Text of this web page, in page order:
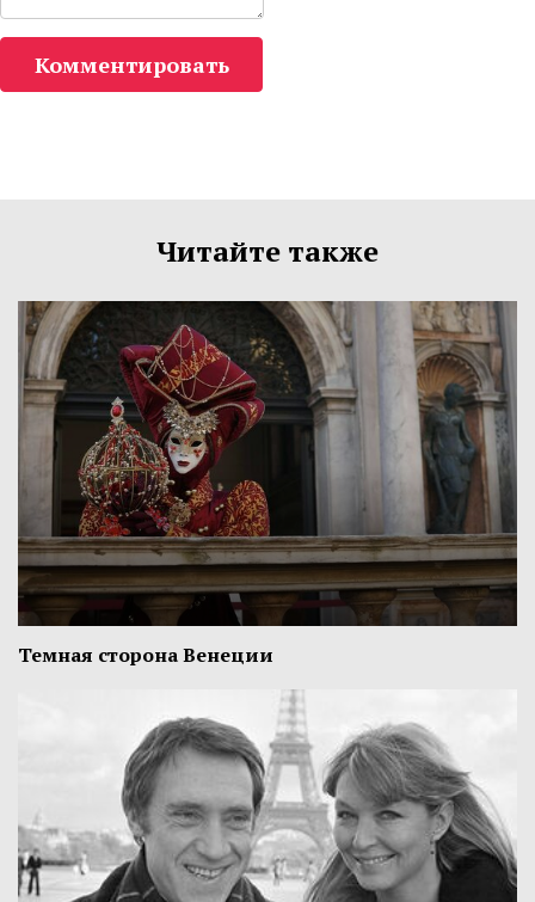
Комментировать
Читайте также
Темная сторона Венеции